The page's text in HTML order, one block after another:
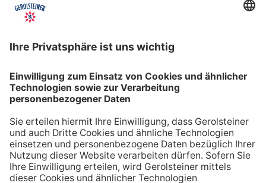
Ob bei der Arbeit oder während der Freizeit: Wasser
nicht vergisst. Denke daran, auch unterwegs immer
etwas Wasser dabei zu haben. Kleine PET-Flaschen mit
hinnehmen.
Tipp #2: Trinke direkt nach dem Aufstehen
Über Nacht verliert dein Körper Flüssigkeit. Um gut in
den Tag zu starten, solltest du deshalb direkt nach dem
Aufstehen ein großes Glas Wasser trinken. Stelle dir
zum Beispiel eine Flasche Mineralwasser direkt ans